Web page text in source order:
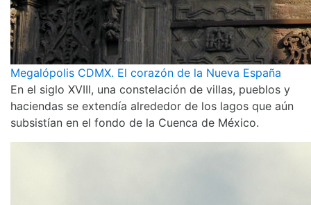
Megalópolis CDMX. El corazón de la Nueva España
En el siglo XVIII, una constelación de villas, pueblos y
haciendas se extendía alrededor de los lagos que aún
subsistían en el fondo de la Cuenca de México.